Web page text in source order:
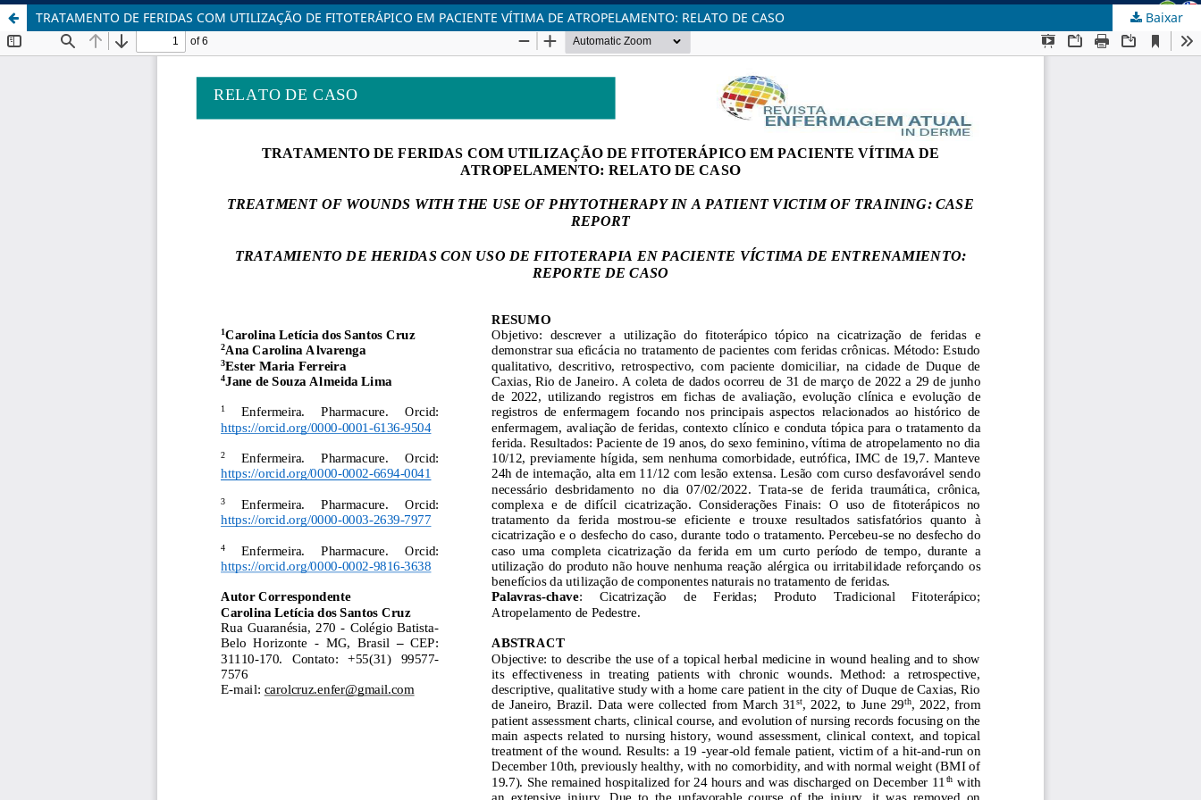
TRATAMENTO DE FERIDAS COM UTILIZAÇÃO DE FITOTERÁPICO EM PACIENTE VÍTIMA DE ATROPELAMENTO: RELATO DE CASO Baixar